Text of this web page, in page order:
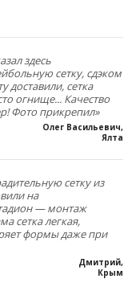
здесь
сетку, сдэком
доставили, сетка
огнище... Качество
Фото прикрепил»
Олег Васильевич,
Ялта
сетку из
на
— монтаж
сетка легкая,
формы даже при
Дмитрий,
Крым